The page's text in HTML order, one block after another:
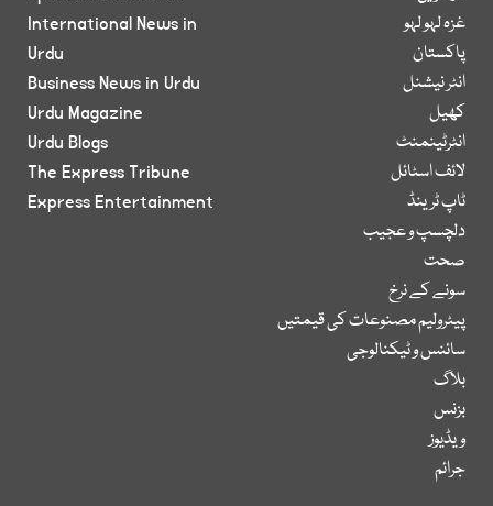
غزہ لہو لہو
پاکستان
انٹر نیشنل
کھیل
انٹرٹینمنٹ
لائف اسٹائل
ٹاپ ٹرینڈ
دلچسپ و عجیب
صحت
سونے کے نرخ
پیٹرولیم مصنوعات کی قیمتیں
سائنس و ٹیکنالوجی
بلاگ
بزنس
ویڈیوز
جرائم
International News in
Urdu
Business News in Urdu
Urdu Magazine
Urdu Blogs
The Express Tribune
Express Entertainment